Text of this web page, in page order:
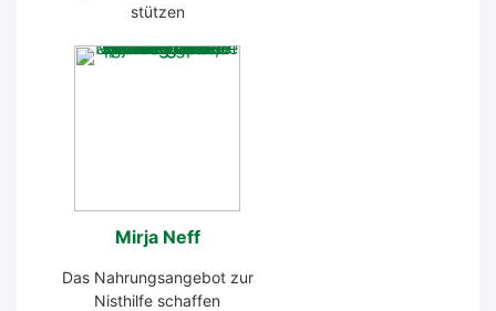
stüt­zen
Mir­ja Neff
Das Nah­rungs­an­ge­bot zur
Nist­hil­fe schaf­fen